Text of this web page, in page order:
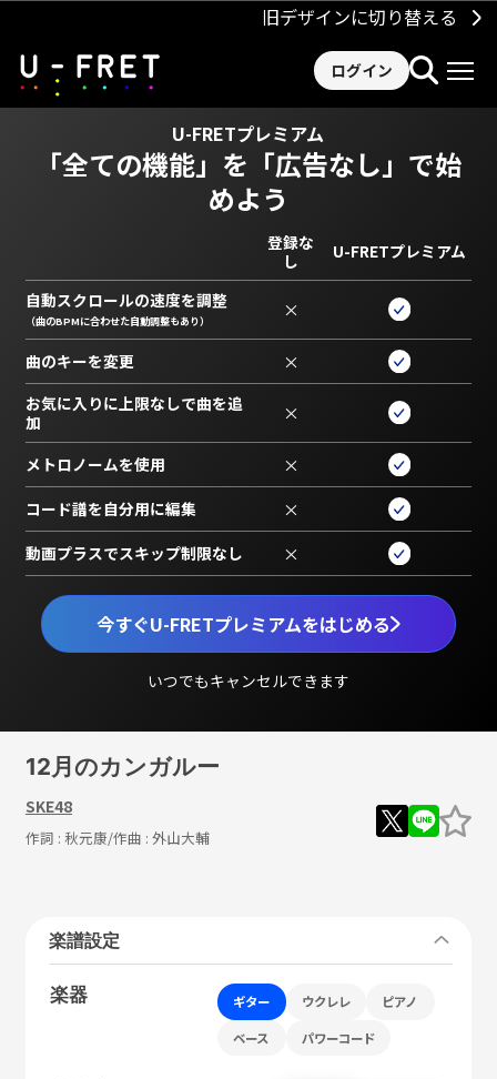
旧デザインに切り替える
ログイン
U-FRETプレミアム
「全ての機能」を 「広告なし」で始
めよう
今すぐU-FRETプレミアムをはじめる
いつでもキャンセルできます
登録な
し
U-FRETプレミアム
自動スクロールの速度を調整
（曲のBPMに合わせた自動調整もあり） ×
曲のキーを変更 ×
お気に入りに上限なしで曲を追
加
×
メトロノームを使用 ×
コード譜を自分用に編集 ×
動画プラスでスキップ制限なし ×
12月のカンガルー
SKE48
作詞 : 秋元康/作曲 : 外山大輔
楽譜設定
楽器 ギター ウクレレ ピアノ
ベース パワーコード